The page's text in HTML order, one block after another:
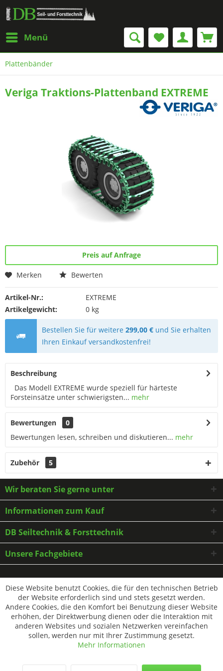
Menü
Plattenbänder
Veriga Traktions-Plattenband EXTREME
Preis auf Anfrage
Merken Bewerten
Artikel-Nr.:
EXTREME
Artikelgewicht:
0 kg
Bestellen Sie für weitere299,00 € und Sie erhalten
Ihren Einkauf versandkostenfrei!
Beschreibung
Das Modell EXTREME wurde speziell für härteste
Forsteinsätze unter schwierigsten... mehr
Bewertungen
0
Bewertungen lesen, schreiben und diskutieren... mehr
Zubehör 5
Wir beraten Sie gerne unter
Informationen zum Kauf
DB Seiltechnik & Forsttechnik
Unsere Fachgebiete
* Alle Preise inkl. gesetzl. Mehrwertsteuer zzgl.Versandkostenund ggf.
Nachnahmegebühren, wenn nicht anders beschrieben
Diese Website benutzt Cookies, die für den technischen Betrieb
der Website erforderlich sind und stets gesetzt werden.
Andere Cookies, die den Komfort bei Benutzung dieser Website
erhöhen, der Direktwerbung dienen oder die Interaktion mit
anderen Websites und sozialen Netzwerken vereinfachen
sollen, werden nur mit Ihrer Zustimmung gesetzt.
Mehr Informationen